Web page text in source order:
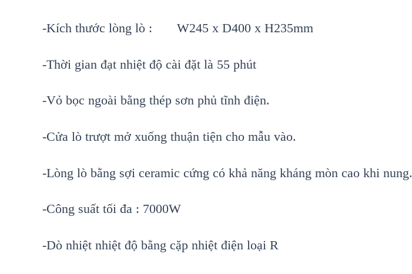
-Kích thước lòng lò : W245 x D400 x H235mm
-Thời gian đạt nhiệt độ cài đặt là 55 phút
-Vỏ bọc ngoài bằng thép sơn phủ tĩnh điện.
-Cửa lò trượt mở xuống thuận tiện cho mẫu vào.
-Lòng lò bằng sợi ceramic cứng có khả năng kháng mòn cao khi nung.
-Công suất tối đa : 7000W
-Dò nhiệt nhiệt độ bằng cặp nhiệt điện loại R